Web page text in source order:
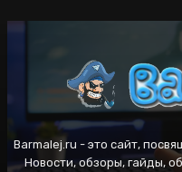
Barmalej.ru - это сайт,
Новости, обзоры, гайды,